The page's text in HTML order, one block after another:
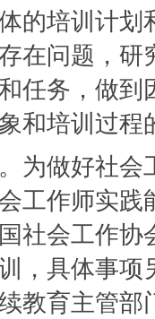
的培训计
在问题，
任务，做
和培训过程
为做好社
工作师实
社会工作
，具体事
教育主管